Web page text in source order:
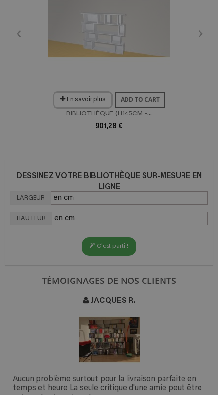
En savoir plus ADD TO CART
BIBLIOTHÈQUE (H145CM -...
901,28 €
DESSINEZ VOTRE BIBLIOTHÈQUE SUR-MESURE EN
LIGNE
LARGEUR
HAUTEUR
C'est parti !
TÉMOIGNAGES DE NOS CLIENTS
JACQUES R.
Aucun problème surtout pour la livraison parfaite en
temps et heure La seule critique d'une amie peut être